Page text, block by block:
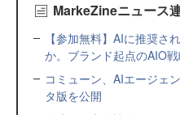
MarkeZineニュース
【参加無料】AIに推奨さ
か。ブランド起点のAIO
コミューン、AIエージェ
タ版を公開